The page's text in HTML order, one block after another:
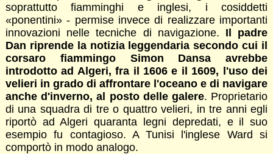
soprattutto fiamminghi e inglesi, i cosiddetti
«ponentini» - permise invece di realizzare importanti
innovazioni nelle tecniche di navigazione. Il padre
Dan riprende la notizia leggendaria secondo cui il
corsaro fiammingo Simon Dansa avrebbe
introdotto ad Algeri, fra il 1606 e il 1609, l'uso dei
velieri in grado di affrontare l'oceano e di navigare
anche d'inverno, al posto delle galere. Proprietario
di una squadra di tre o quattro velieri, in tre anni egli
riportò ad Algeri quaranta legni depredati, e il suo
esempio fu contagioso. A Tunisi l'inglese Ward si
comportò in modo analogo.